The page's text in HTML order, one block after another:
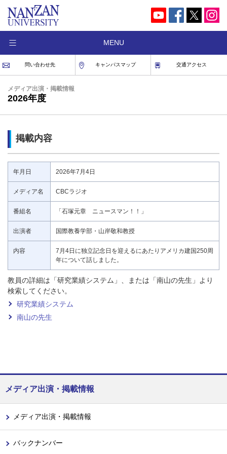
MENU
問い合わせ先 キャンパスマップ 交通アクセス
メディア出演・掲載情報
2026年度
掲載内容
年月日 2026年7月4日
メディア名 CBCラジオ
番組名 「石塚元章 ニュースマン！！」
出演者 国際教養学部・山岸敬和教授
内容
7月4日に独立記念日を迎えるにあたりアメリカ建国250周
年について話しました。
教員の詳細は「研究業績システム」、または「南山の先生」より
検索してください。
研究業績システム
南山の先生
メディア出演・掲載情報
メディア出演・掲載情報
バックナンバー